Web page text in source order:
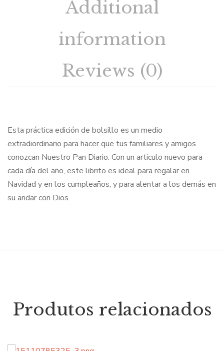
Additional
information
Reviews (0)
Esta práctica edición de bolsillo es un medio
extradiordinario para hacer que tus familiares y amigos
conozcan Nuestro Pan Diario. Con un articulo nuevo para
cada día del año, este librito es ideal para regalar en
Navidad y en los cumpleaños, y para alentar a los demás en
su andar con Dios.
Produtos relacionados